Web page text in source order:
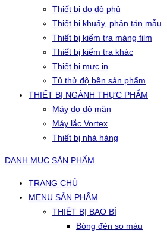
Thiết bị đo độ phủ
Thiết bị khuấy, phân tán mẫu
Thiết bị kiểm tra màng film
Thiết bị kiểm tra khác
Thiết bị mực in
Tủ thử độ bền sản phẩm
THIẾT BỊ NGÀNH THỰC PHẨM
Máy đo độ mặn
Máy lắc Vortex
Thiết bị nhà hàng
DANH MỤC SẢN PHẨM
TRANG CHỦ
MENU SẢN PHẨM
THIẾT BỊ BAO BÌ
Bóng đèn so màu